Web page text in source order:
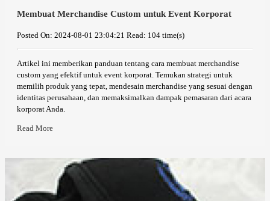
Membuat Merchandise Custom untuk Event Korporat
Posted On: 2024-08-01 23:04:21 Read: 104 time(s)
Artikel ini memberikan panduan tentang cara membuat merchandise
custom yang efektif untuk event korporat. Temukan strategi untuk
memilih produk yang tepat, mendesain merchandise yang sesuai dengan
identitas perusahaan, dan memaksimalkan dampak pemasaran dari acara
korporat Anda.
Read More